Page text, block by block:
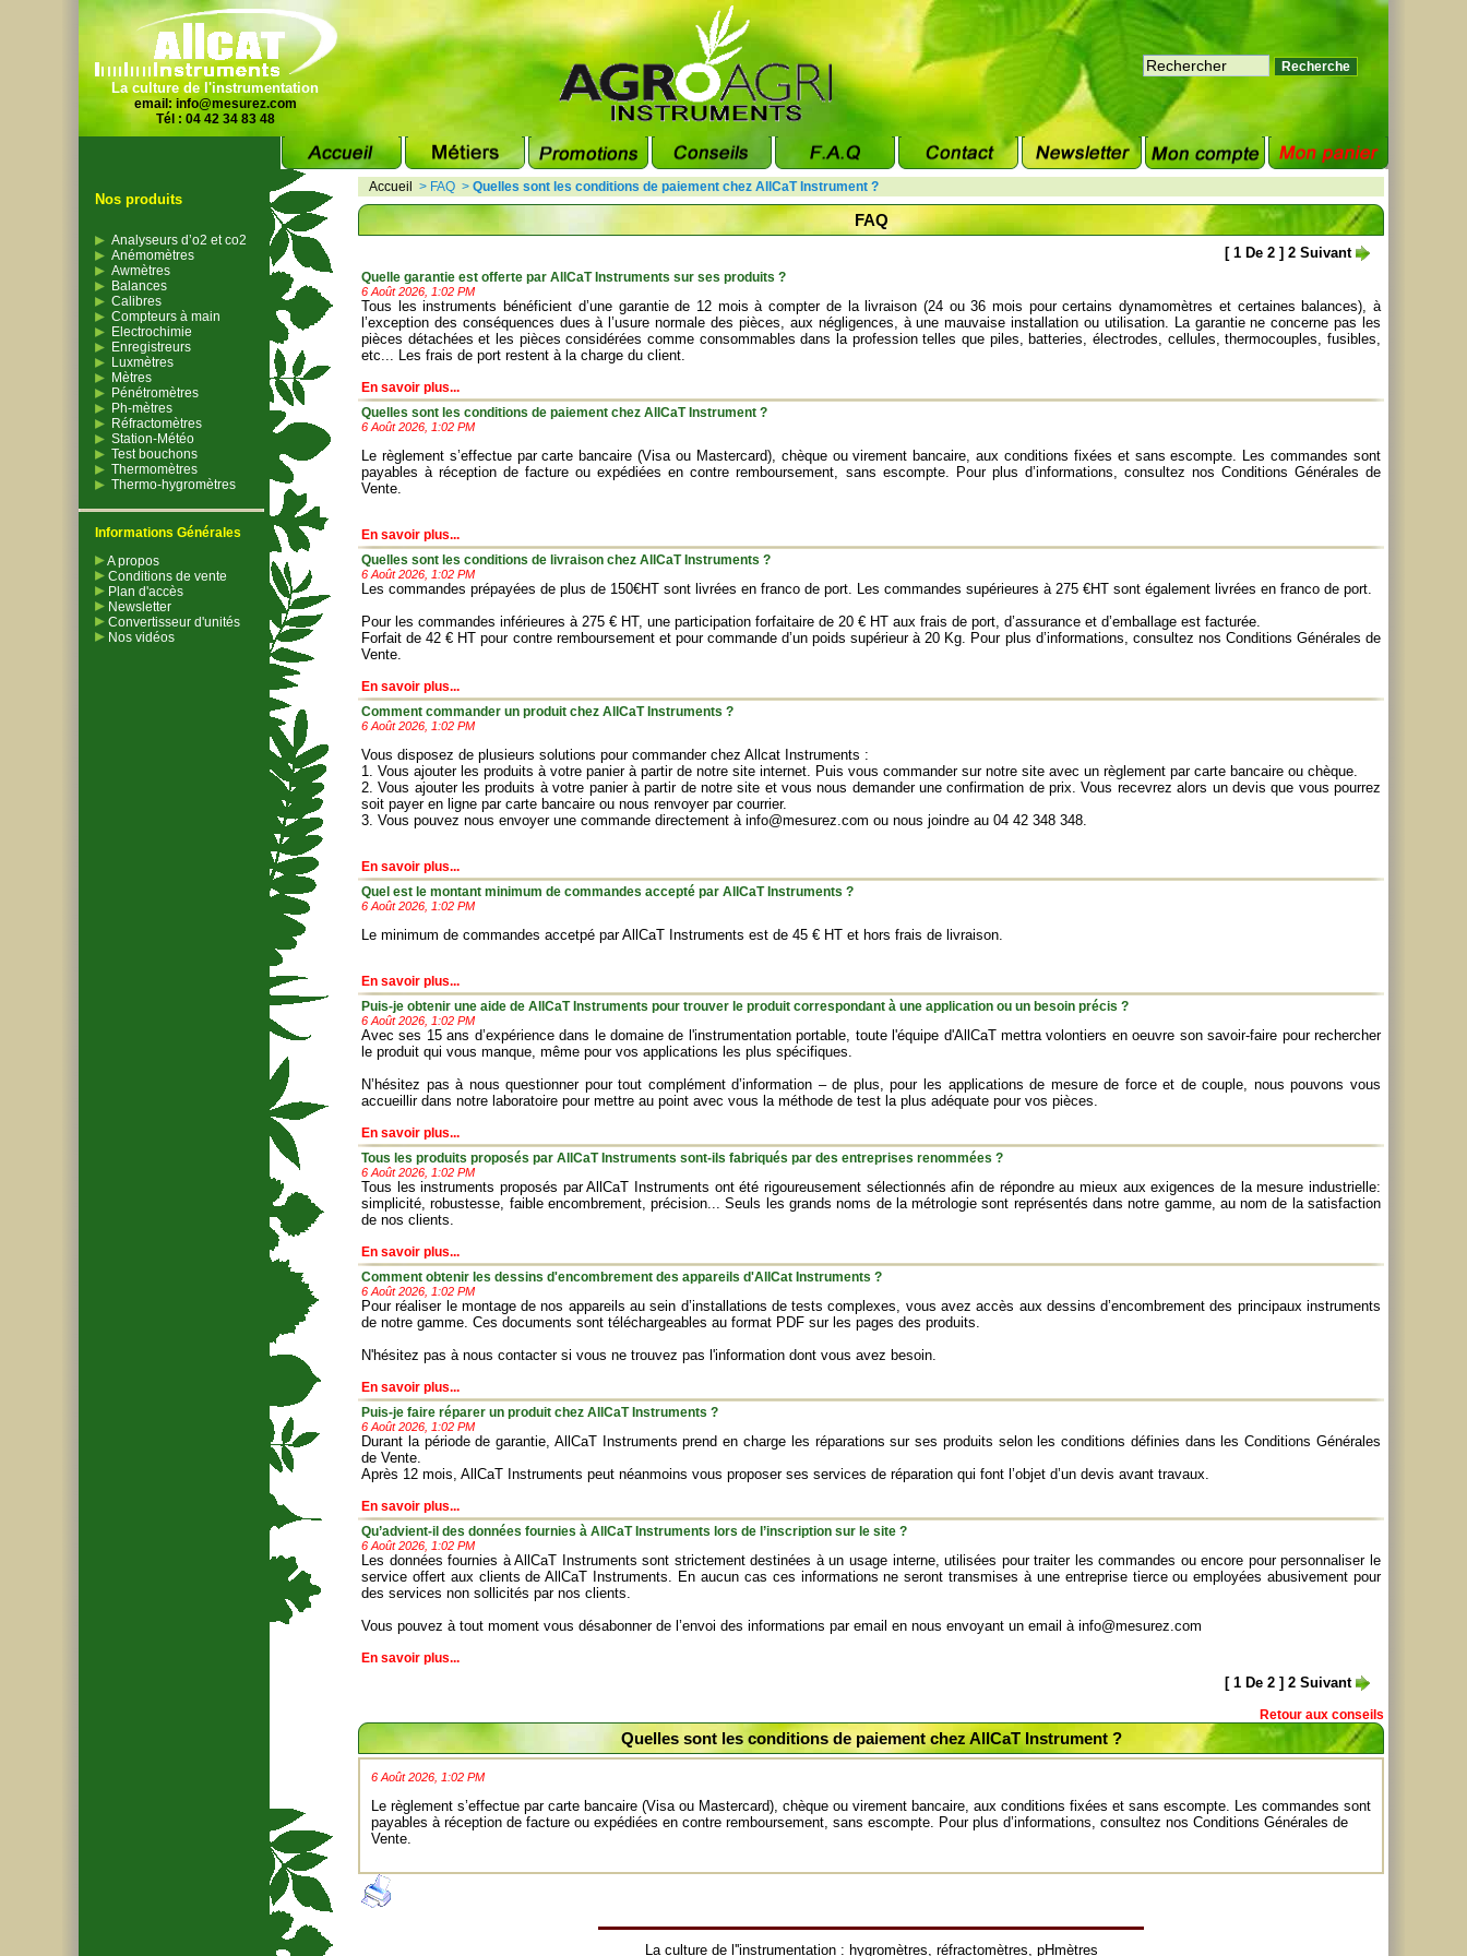
La culture de l'instrumentation
email: info@mesurez.com
Tél : 04 42 34 83 48
Nos produits
Analyseurs d’o2 et co2
Anémomètres
Awmètres
Balances
Calibres
Compteurs à main
Electrochimie
Enregistreurs
Luxmètres
Mètres
Pénétromètres
Ph-mètres
Réfractomètres
Station-Météo
Test bouchons
Thermomètres
Thermo-hygromètres
Informations Générales
A propos
Conditions de vente
Plan d'accès
Newsletter
Convertisseur d'unités
Nos vidéos
Accueil > FAQ > Quelles sont les conditions de paiement chez AllCaT Instrument ?
FAQ
[ 1 De 2 ] 2 Suivant
Quelle garantie est offerte par AllCaT Instruments sur ses produits ?
6 Août 2026, 1:02 PM
Tous les instruments bénéficient d’une garantie de 12 mois à compter de la livraison (24 ou 36 mois pour certains dynamomètres et certaines balances), à
l’exception des conséquences dues à l’usure normale des pièces, aux négligences, à une mauvaise installation ou utilisation. La garantie ne concerne pas les
pièces détachées et les pièces considérées comme consommables dans la profession telles que piles, batteries, électrodes, cellules, thermocouples, fusibles,
etc... Les frais de port restent à la charge du client.
En savoir plus...
Quelles sont les conditions de paiement chez AllCaT Instrument ?
6 Août 2026, 1:02 PM
Le règlement s’effectue par carte bancaire (Visa ou Mastercard), chèque ou virement bancaire, aux conditions fixées et sans escompte. Les commandes sont
payables à réception de facture ou expédiées en contre remboursement, sans escompte. Pour plus d’informations, consultez nos Conditions Générales de
Vente.
En savoir plus...
Quelles sont les conditions de livraison chez AllCaT Instruments ?
6 Août 2026, 1:02 PM
Les commandes prépayées de plus de 150€HT sont livrées en franco de port. Les commandes supérieures à 275 €HT sont également livrées en franco de port.
Pour les commandes inférieures à 275 € HT, une participation forfaitaire de 20 € HT aux frais de port, d’assurance et d’emballage est facturée.
Forfait de 42 € HT pour contre remboursement et pour commande d’un poids supérieur à 20 Kg. Pour plus d’informations, consultez nos Conditions Générales de
Vente.
En savoir plus...
Comment commander un produit chez AllCaT Instruments ?
6 Août 2026, 1:02 PM
Vous disposez de plusieurs solutions pour commander chez Allcat Instruments :
1. Vous ajouter les produits à votre panier à partir de notre site internet. Puis vous commander sur notre site avec un règlement par carte bancaire ou chèque.
2. Vous ajouter les produits à votre panier à partir de notre site et vous nous demander une confirmation de prix. Vous recevrez alors un devis que vous pourrez
soit payer en ligne par carte bancaire ou nous renvoyer par courrier.
3. Vous pouvez nous envoyer une commande directement à info@mesurez.com ou nous joindre au 04 42 348 348.
En savoir plus...
Quel est le montant minimum de commandes accepté par AllCaT Instruments ?
6 Août 2026, 1:02 PM
Le minimum de commandes accetpé par AllCaT Instruments est de 45 € HT et hors frais de livraison.
En savoir plus...
Puis-je obtenir une aide de AllCaT Instruments pour trouver le produit correspondant à une application ou un besoin précis ?
6 Août 2026, 1:02 PM
Avec ses 15 ans d’expérience dans le domaine de l'instrumentation portable, toute l'équipe d'AllCaT mettra volontiers en oeuvre son savoir-faire pour rechercher
le produit qui vous manque, même pour vos applications les plus spécifiques.
N’hésitez pas à nous questionner pour tout complément d’information – de plus, pour les applications de mesure de force et de couple, nous pouvons vous
accueillir dans notre laboratoire pour mettre au point avec vous la méthode de test la plus adéquate pour vos pièces.
En savoir plus...
Tous les produits proposés par AllCaT Instruments sont-ils fabriqués par des entreprises renommées ?
6 Août 2026, 1:02 PM
Tous les instruments proposés par AllCaT Instruments ont été rigoureusement sélectionnés afin de répondre au mieux aux exigences de la mesure industrielle:
simplicité, robustesse, faible encombrement, précision... Seuls les grands noms de la métrologie sont représentés dans notre gamme, au nom de la satisfaction
de nos clients.
En savoir plus...
Comment obtenir les dessins d'encombrement des appareils d'AllCat Instruments ?
6 Août 2026, 1:02 PM
Pour réaliser le montage de nos appareils au sein d’installations de tests complexes, vous avez accès aux dessins d’encombrement des principaux instruments
de notre gamme. Ces documents sont téléchargeables au format PDF sur les pages des produits.
N'hésitez pas à nous contacter si vous ne trouvez pas l'information dont vous avez besoin.
En savoir plus...
Puis-je faire réparer un produit chez AllCaT Instruments ?
6 Août 2026, 1:02 PM
Durant la période de garantie, AllCaT Instruments prend en charge les réparations sur ses produits selon les conditions définies dans les Conditions Générales
de Vente.
Après 12 mois, AllCaT Instruments peut néanmoins vous proposer ses services de réparation qui font l’objet d’un devis avant travaux.
En savoir plus...
Qu’advient-il des données fournies à AllCaT Instruments lors de l’inscription sur le site ?
6 Août 2026, 1:02 PM
Les données fournies à AllCaT Instruments sont strictement destinées à un usage interne, utilisées pour traiter les commandes ou encore pour personnaliser le
service offert aux clients de AllCaT Instruments. En aucun cas ces informations ne seront transmises à une entreprise tierce ou employées abusivement pour
des services non sollicités par nos clients.
Vous pouvez à tout moment vous désabonner de l’envoi des informations par email en nous envoyant un email à info@mesurez.com
En savoir plus...
[ 1 De 2 ] 2 Suivant
Retour aux conseils
Quelles sont les conditions de paiement chez AllCaT Instrument ?
6 Août 2026, 1:02 PM
Le règlement s’effectue par carte bancaire (Visa ou Mastercard), chèque ou virement bancaire, aux conditions fixées et sans escompte. Les commandes sont
payables à réception de facture ou expédiées en contre remboursement, sans escompte. Pour plus d’informations, consultez nos Conditions Générales de
Vente.
La culture de l''instrumentation : hygromètres, réfractomètres, pHmètres